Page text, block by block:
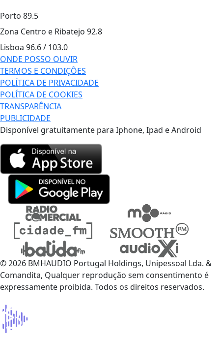
Porto 89.5
Zona Centro e Ribatejo 92.8
Lisboa 96.6 / 103.0
ONDE POSSO OUVIR
TERMOS E CONDIÇÕES
POLÍTICA DE PRIVACIDADE
POLÍTICA DE COOKIES
TRANSPARÊNCIA
PUBLICIDADE
Disponível gratuitamente para Iphone, Ipad e Android
© 2026 BMHAUDIO Portugal Holdings, Unipessoal Lda. &
Comandita, Qualquer reprodução sem consentimento é
expressamente proibida. Todos os direitos reservados.